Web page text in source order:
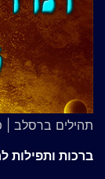
תהילים ברסלב |
ברכות ותפילות